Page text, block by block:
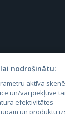
KV.ee
nodrošinātu:
aktīva
un/vai piekļuve
efektivitātes
un produktu